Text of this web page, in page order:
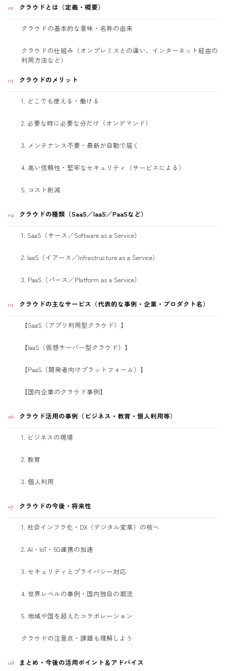
02 クラウドとは（定義・概要）
クラウドの基本的な意味・名称の由来
クラウドの仕組み（オンプレミスとの違い、インターネット経由の
利用方法など）
03 クラウドのメリット
1. どこでも使える・働ける
2. 必要な時に必要な分だけ（オンデマンド）
3. メンテナンス不要・最新が自動で届く
4. 高い信頼性・堅牢なセキュリティ（サービスによる）
5. コスト削減
04 クラウドの種類（SaaS／IaaS／PaaSなど）
1. SaaS（サース／Software as a Service）
2. IaaS（イアース／Infrastructure as a Service）
3. PaaS（パース／Platform as a Service）
05 クラウドの主なサービス（代表的な事例・企業・プロダクト名）
【SaaS（アプリ利用型クラウド）】
【IaaS（仮想サーバー型クラウド）】
【PaaS（開発者向けプラットフォーム）】
【国内企業のクラウド事例】
06 クラウド活用の事例（ビジネス・教育・個人利用等）
1. ビジネスの現場
2. 教育
3. 個人利用
07 クラウドの今後・将来性
1. 社会インフラ化・DX（デジタル変革）の核へ
2. AI・IoT・5G連携の加速
3. セキュリティとプライバシー対応
4. 世界レベルの事例・国内独自の潮流
5. 地域や国を超えたコラボレーション
クラウドの注意点・課題も理解しよう
08 まとめ・今後の活用ポイント＆アドバイス